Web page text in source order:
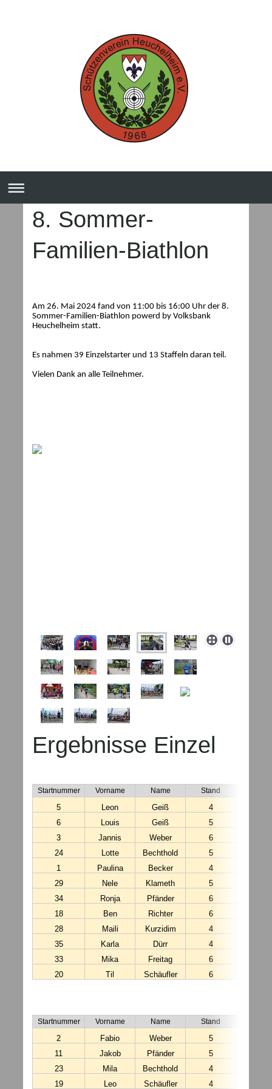
8. Sommer-
Familien-Biathlon
Am 26. Mai 2024 fand von 11:00 bis 16:00 Uhr der 8.
Sommer-Familien-Biathlon powerd by Volksbank
Heuchelheim statt.
Es nahmen 39 Einzelstarter und 13 Staffeln daran teil.
Vielen Dank an alle Teilnehmer.
Ergebnisse Einzel
Startnummer Vorname Name Stand
5 Leon Geiß 4
6
Louis Geiß 5
3
Jannis Weber 6
24
Lotte Bechthold 5
1
Paulina Becker 4
29
Nele Klameth 5
34
Ronja Pfänder 6
18
Ben Richter 6
28
Maili Kurzidim 4
35
Karla Dürr 4
33
Mika Freitag 6
20
Til Schäufler 6
Startnummer Vorname Name Stand
2 Fabio Weber 5
11
Jakob Pfänder 5
23
Mila Bechthold 4
19
Leo Schäufler 4